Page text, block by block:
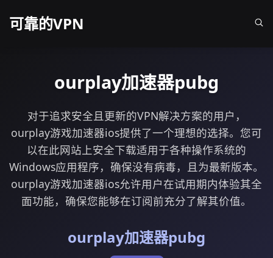
可靠的VPN
ourplay加速器pubg
对于追求安全且更新的VPN解决方案的用户，
ourplay游戏加速器ios提供了一个理想的选择。您可
以在此网站上安全下载适用于各种操作系统的
Windows应用程序，确保没有病毒，且为最新版本。
ourplay游戏加速器ios允许用户在试用期内体验其全
面功能，确保您能够在订阅前充分了解其价值。
ourplay加速器pubg